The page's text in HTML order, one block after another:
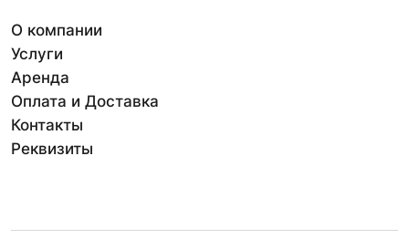
О компании
Услуги
Аренда
Оплата и Доставка
Контакты
Реквизиты